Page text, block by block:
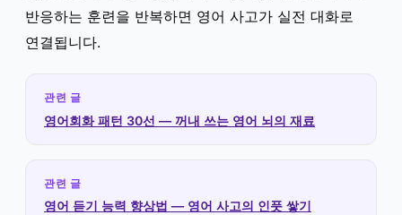
반응하는 훈련을 반복하면 영어 사고가 실전 대화로
연결됩니다.
관련 글
영어회화 패턴 30선 — 꺼내 쓰는 영어 뇌의 재료
관련 글
영어 듣기 능력 향상법 — 영어 사고의 인풋 쌓기